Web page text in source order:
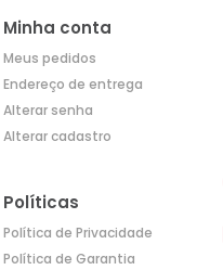
Minha conta
Meus pedidos
Endereço de entrega
Alterar senha
Alterar cadastro
Políticas
Política de Privacidade
Política de Garantia